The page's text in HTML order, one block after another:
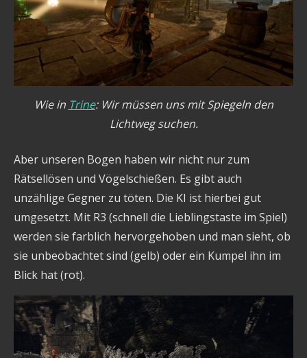
Wie in Trine: Wir müssen uns mit Spiegeln den
Lichtweg suchen.
Aber unseren Bogen haben wir nicht nur zum
Rätsellösen und Vögelschießen. Es gibt auch
unzählige Gegner zu töten. Die KI ist hierbei gut
umgesetzt. Mit R3 (schnell die Lieblingstaste im Spiel)
werden sie farblich hervorgehoben und man sieht, ob
sie unbeobachtet sind (gelb) oder ein Kumpel ihn im
Blick hat (rot).